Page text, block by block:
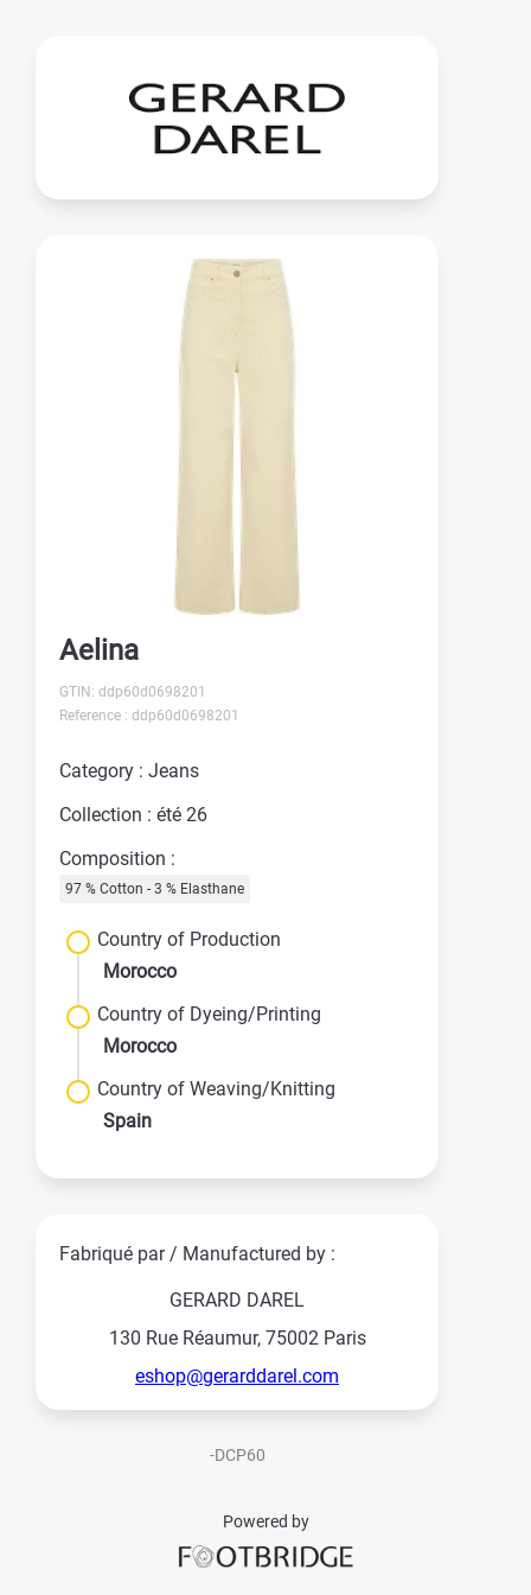
Aelina
GTIN: ddp60d0698201
Reference : ddp60d0698201
Category : Jeans
Collection : été 26
Composition :
97 % Cotton - 3 % Elasthane
Country of Production
Morocco
Country of Dyeing/Printing
Morocco
Country of Weaving/Knitting
Spain
Fabriqué par / Manufactured by :
GERARD DAREL
130 Rue Réaumur, 75002 Paris
eshop@gerarddarel.com
-DCP60
Powered by